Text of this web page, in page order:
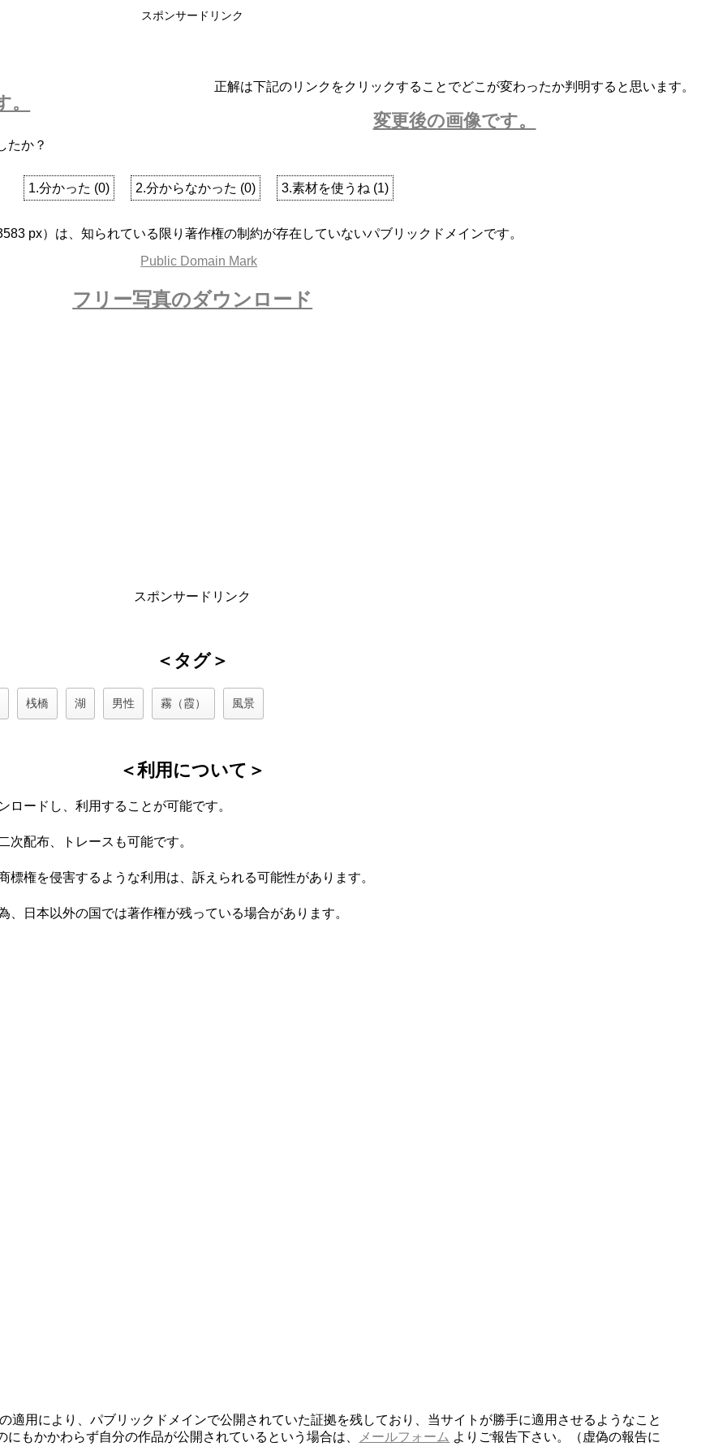
スポンサードリンク
正解は下記のリンクをクリックすることでどこが変わったか判明すると思います。
変更後の画像です。
たか？
1.分かった (0) 2.分からなかった (0) 3.素材を使うね (1)
px）は、知られている限り著作権の制約が存在していないパブリックドメインです。
フリー写真のダウンロード
スポンサードリンク
＜タグ＞
桟橋 湖 男性 霧（霞） 風景
＜利用について＞
ロードし、利用することが可能です。
次配布、トレースも可能です。
標権を侵害するような利用は、訴えられる可能性があります。
、日本以外の国では著作権が残っている場合があります。
適用により、パブリックドメインで公開されていた証拠を残しており、当サイトが勝手に適用させるようなこと
もかかわらず自分の作品が公開されているという場合は、
メールフォーム よりご報告下さい。（虚偽の報告に